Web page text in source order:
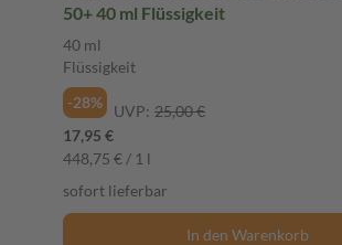
50+ 40 ml Flüssigkeit
40 ml
Flüssigkeit
-28%
UVP: 25,00 €
17,95 €
448,75 € / 1 l
sofort lieferbar
In den Warenkorb